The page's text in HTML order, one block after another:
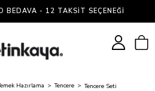
BEDAVA - 12 TAKSIT SEÇENEĞI
Hazırlama Tencere Tencere Seti